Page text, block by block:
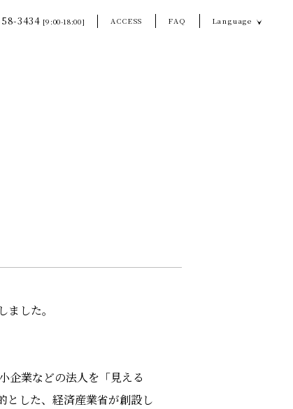
3434 [9:00-18:00] ACCESS FAQ Language
した。
企業などの法人を「見える
とした、経済産業省が創設し